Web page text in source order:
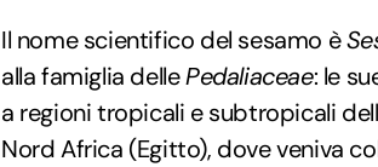
Il nome scientifico del sesamo è
alla famiglia dellePedaliaceae: le
a regioni tropicali e subtropicali
Nord Africa (Egitto), dove veniva